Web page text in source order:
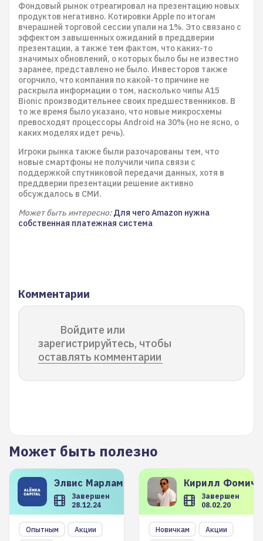
Фондовый рынок отреагировал на презентацию новых
продуктов негативно. Котировки Apple по итогам
вчерашней торговой сессии упали на 1%. Это связано с
эффектом завышенных ожиданий в преддверии
презентации, а также тем фактом, что каких-то
значимых обновлений, о которых было бы не известно
заранее, представлено не было. Инвесторов также
огорчило, что компания по какой-то причине не
раскрыла информации о том, насколько чипы A15
Bionic производительнее своих предшественников. В
то же время было указано, что новые микросхемы
превосходят процессоры Android на 30% (но не ясно, о
каких моделях идет речь).
Игроки рынка также были разочарованы тем, что
новые смартфоны не получили чипа связи с
поддержкой спутниковой передачи данных, хотя в
преддверии презентации решение активно
обсуждалось в СМИ.
Может быть интересно: Для чего Amazon нужна
собственная платежная система
Комментарии
Войдите или
зарегистрируйтесь, чтобы
оставлять комментарии
Может быть полезно
Элвис Марламов
Завершен
28.12.24
Опытным
Акции
Кирилл
Завершен
08.02.20
Новичкам
Акции